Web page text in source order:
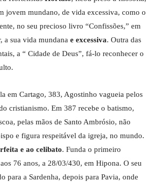
jovem mundano, de vida excessiva, como o
no seu precioso livro “Confissões,” em
a sua vida mundana e excessiva. Outra das
a “ Cidade de Deus”, fá-lo reconhecer o
em Cartago, 383, Agostinho vagueia pelos
cristianismo. Em 387 recebe o batismo,
pelas mãos de Santo Ambrósio, não
e figura respeitável da igreja, no mundo.
e ao celibato. Funda o primeiro
76 anos, a 28/03/430, em Hipona. O seu
para a Sardenha, depois para Pavia, onde